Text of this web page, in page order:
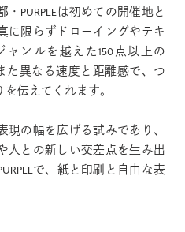
PURPLEは初めての開催地と
に限らずドローイングやテキ
ンルを越えた150点以上の
た異なる速度と距離感で、つ
を伝えてくれます。
現の幅を広げる試みであり、
人との新しい交差点を生み出
で、紙と印刷と自由な表